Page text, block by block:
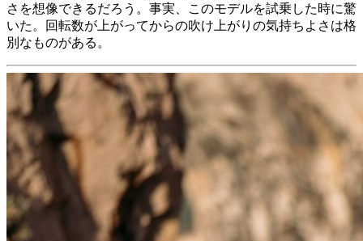
さを想像できるだろう。事実、このモデルを試乗した時に驚
いた。回転数が上がってからの吹け上がりの気持ちよさは格
別なものがある。